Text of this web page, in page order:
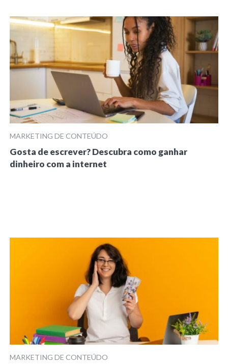
MARKETING DE CONTEÚDO
Gosta de escrever? Descubra como ganhar
dinheiro com a internet
MARKETING DE CONTEÚDO